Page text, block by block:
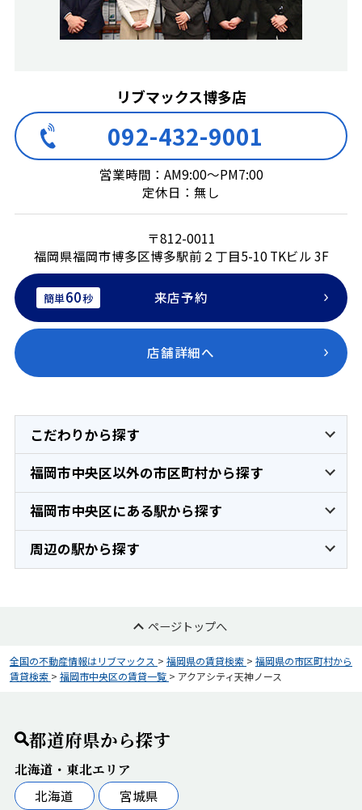
リブマックス博多店
092-432-9001
営業時間：AM9:00～PM7:00
定休日：無し
〒812-0011
福岡県福岡市博多区博多駅前２丁目5-10 TKビル 3F
簡単60秒 来店予約
店舗詳細へ
こだわりから探す
福岡市中央区以外の市区町村から探す
福岡市中央区にある駅から探す
周辺の駅から探す
ページトップへ
全国の不動産情報はリブマックス > 福岡県の賃貸検索 > 福岡県の市区町村から
賃貸検索 > 福岡市中央区の賃貸一覧 > アクアシティ天神ノース
都道府県から探す
北海道・東北エリア
北海道
宮城県